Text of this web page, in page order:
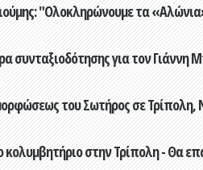
"Ολοκληρώνουμε τα
συνταξιοδότησης για τον Γιάννη
του Σωτήρος σε Τρίπολη,
κολυμβητήριο στην Τρίπολη - Θα